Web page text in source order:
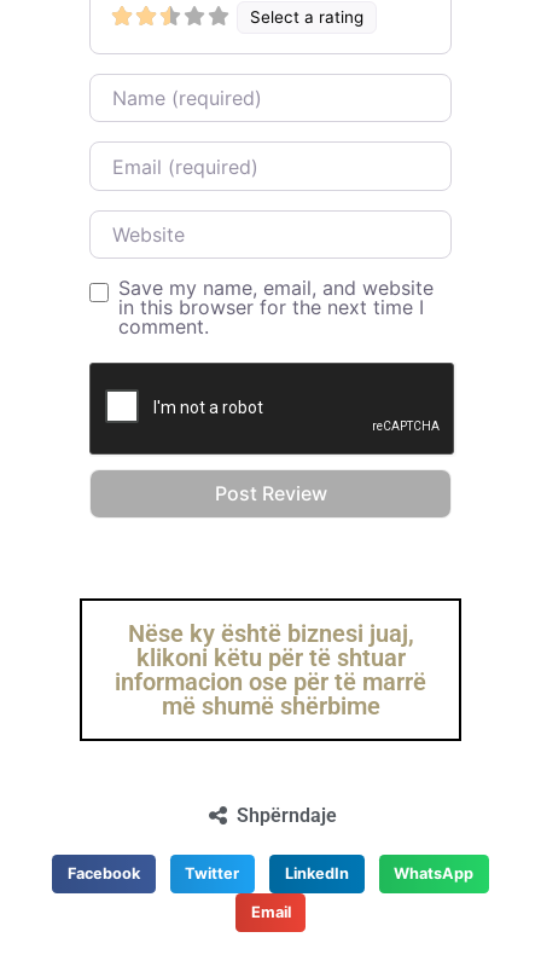
Select a rating
Name
Email
Website
Save my name, email, and website
in this browser for the next time I
comment.
Nëse ky është biznesi juaj,
klikoni këtu për të shtuar
informacion ose për të marrë
më shumë shërbime
Shpërndaje
Facebook Twitter LinkedIn WhatsApp
Email